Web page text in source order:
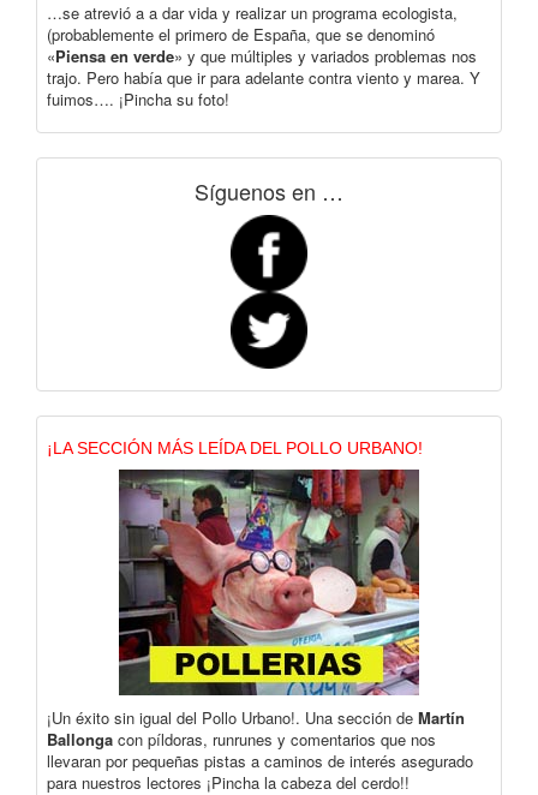
…se atrevió a a dar vida y realizar un programa ecologista,
(probablemente el primero de España, que se denominó
«Piensa en verde» y que múltiples y variados problemas nos
trajo. Pero había que ir para adelante contra viento y marea. Y
fuimos…. ¡Pincha su foto!
Síguenos en …
¡LA SECCIÓN MÁS LEÍDA DEL POLLO URBANO!
¡Un éxito sin igual del Pollo Urbano!. Una sección de Martín
Ballonga con píldoras, runrunes y comentarios que nos
llevaran por pequeñas pistas a caminos de interés asegurado
para nuestros lectores ¡Pincha la cabeza del cerdo!!